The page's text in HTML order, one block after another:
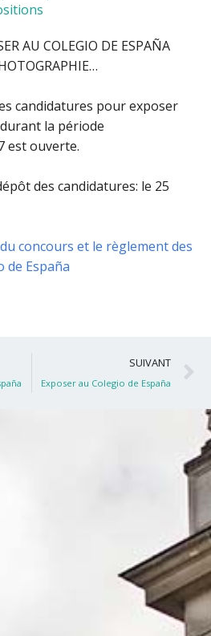
AU COLEGIO DE ESPAÑA
candidatures pour exposer
la période
est ouverte.
des candidatures: le 25
concours et le règlement des
de España
SUIVANT
Exposer au Colegio de España